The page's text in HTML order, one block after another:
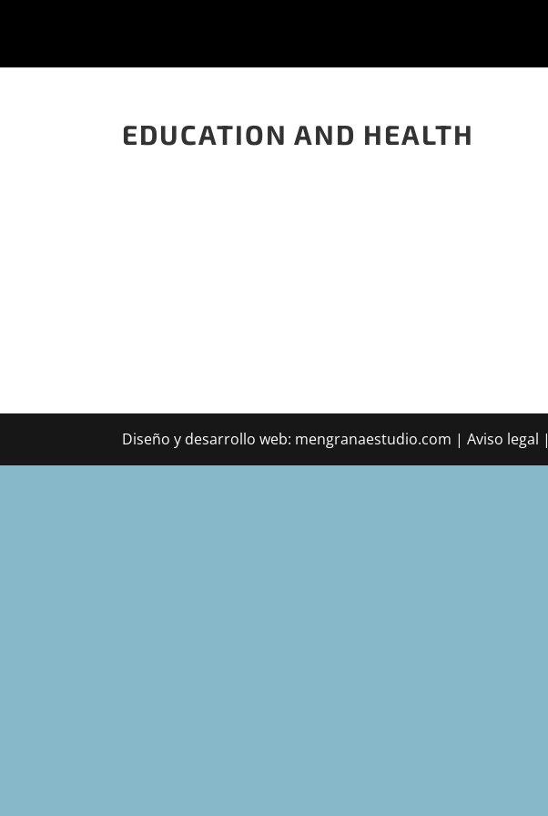
EDUCATION AND HEALTH
Diseño y desarrollo web: mengranaestudio.com | Aviso